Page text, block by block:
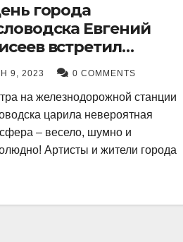
города
Евгений
встретил
поезд с
9, 2023 0 COMMENTS
на железнодорожной станции
царила невероятная
– весело, шумно и
Артисты и жители города